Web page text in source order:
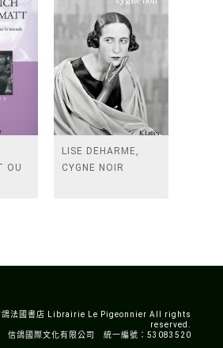
OU
LISE DEHARME,
CYGNE NOIR
法國書店 Librairie Le Pigeonnier All rights
reserved.
信鴿國際文化有限公司 統一編號：53083520